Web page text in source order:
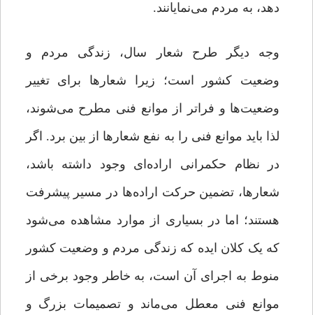
دهد، به مردم می‌نمایانند.
وجه دیگر طرح شعار سال، زندگی مردم و
وضعیت کشور است؛ زیرا شعارها برای تغییر
وضعیت‌ها و فراتر از موانع فنی مطرح می‌شوند،
لذا باید موانع فنی را به نفع شعارها از بین برد. اگر
در نظام حکمرانی اراده‌ای وجود داشته باشد،
شعارها، تضمین حرکت اراده‌ها در مسیر پیشرفت
هستند؛ اما در بسیاری از موارد مشاهده می‌شود
که یک کلان ایده که زندگی مردم و وضعیت کشور
منوط به اجرای آن است، به ‌خاطر وجود برخی از
موانع فنی معطل می‌ماند و تصمیمات بزرگ و